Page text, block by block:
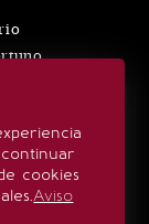
cookies
Aviso